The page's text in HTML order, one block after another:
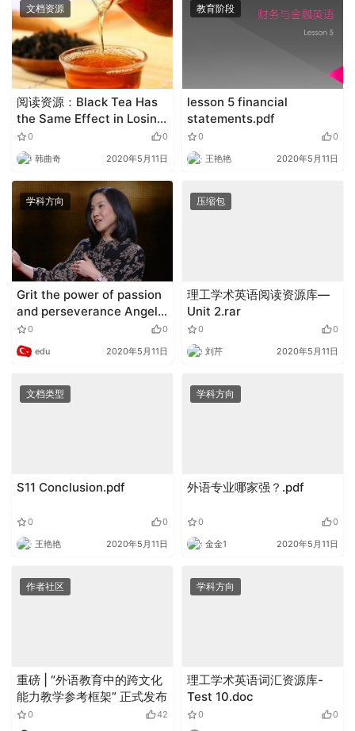
文档资源
阅读资源：Black Tea Has
the Same Effect in Losing
Weight as Green Tea
0 0
韩曲奇 2020年5月11日
教育阶段
lesson 5 financial
statements.pdf
0 0
王艳艳 2020年5月11日
学科方向
Grit the power of passion
and perseverance Angela
Lee Duckworth 安吉拉 李
杜克沃斯: 成功的钥匙？毅力
（9语种字幕可选）.mp4
0 0
edu 2020年5月11日
压缩包
理工学术英语阅读资源库—
Unit 2.rar
0 0
刘芹 2020年5月11日
文档类型
S11 Conclusion.pdf
0 0
王艳艳 2020年5月11日
学科方向
外语专业哪家强？.pdf
0 0
金金1 2020年5月11日
作者社区
重磅 | “外语教育中的跨文化
能力教学参考框架” 正式发布
0 42
学科方向
理工学术英语词汇资源库-
Test 10.doc
0 0